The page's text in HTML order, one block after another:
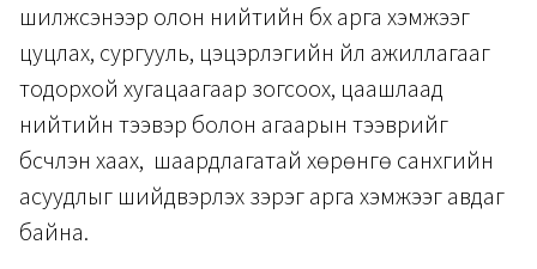
шилжсэнээр олон нийтийн бүх арга хэмжээг
цуцлах, сургууль, цэцэрлэгийн үйл ажиллагааг
тодорхой хугацаагаар зогсоох, цаашлаад
нийтийн тээвэр болон агаарын тээврийг
бүсчлэн хаах, шаардлагатай хөрөнгө санхүүгийн
асуудлыг шийдвэрлэх зэрэг арга хэмжээг авдаг
байна.